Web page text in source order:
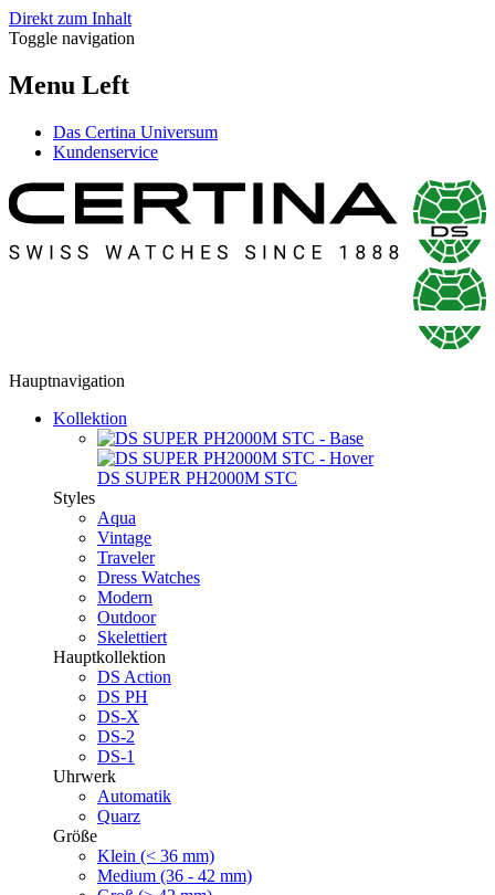
Direkt zum Inhalt
Toggle navigation
Menu Left
Das Certina Universum
Kundenservice
Hauptnavigation
Kollektion
DS SUPER PH2000M STC
Styles
Aqua
Vintage
Traveler
Dress Watches
Modern
Outdoor
Skelettiert
Hauptkollektion
DS Action
DS PH
DS-X
DS-2
DS-1
Uhrwerk
Automatik
Quarz
Größe
Klein (< 36 mm)
Medium (36 - 42 mm)